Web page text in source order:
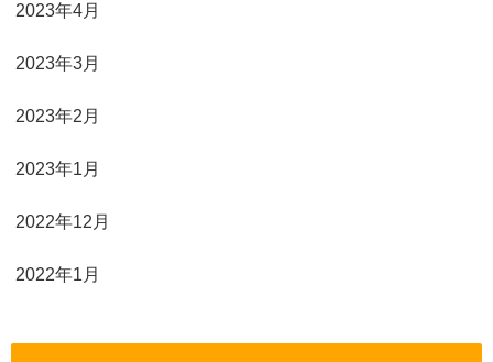
2023年4月
2023年3月
2023年2月
2023年1月
2022年12月
2022年1月